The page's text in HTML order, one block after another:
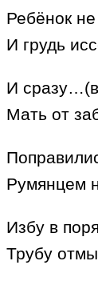
Ребёнок
И грудь
И
Мать от
Румянцем
Избу в
Трубу